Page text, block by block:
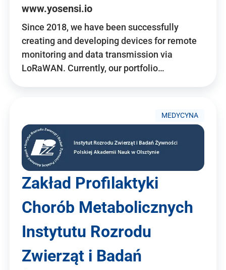
www.yosensi.io
Since 2018, we have been successfully
creating and developing devices for remote
monitoring and data transmission via
LoRaWAN. Currently, our portfolio…
MEDYCYNA
Zakład Profilaktyki
Chorób Metabolicznych
Instytutu Rozrodu
Zwierząt i Badań